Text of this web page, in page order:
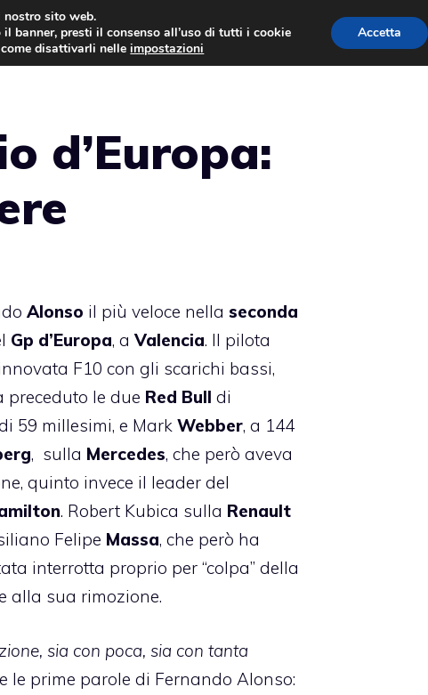
AUTO NEWS EVENTI E FIERE
d’Europa:
Alonso il più veloce nella seconda
Gp d’Europa, aValencia. Il pilota
F10 con gli scarichi bassi,
preceduto le due Red Bull di
59 millesimi, e Mark Webber, a 144
, sulla Mercedes, che però aveva
quinto invece il leader del
. Robert Kubica sulla Renault
Felipe Massa, che però ha
interrotta proprio per “colpa” della
alla sua rimozione.
sia con poca, sia con tanta
le prime parole di Fernando Alonso:
sito web.
banner, presti il consenso all’uso di tutti i cookie
disattivarli nelleimpostazioni
Accetta